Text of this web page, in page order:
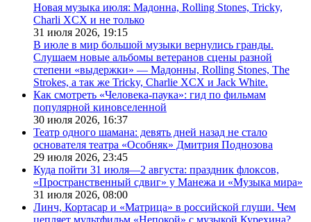
Новая музыка июля: Мадонна, Rolling Stones, Tricky,
Charli XCX и не только
31 июля 2026, 19:15
В июле в мир большой музыки вернулись гранды.
Слушаем новые альбомы ветеранов сцены разной
степени «выдержки» — Мадонны, Rolling Stones, The
Strokes, а так же Tricky, Charlie XCX и Jack White.
Как смотреть «Человека-паука»: гид по фильмам
популярной киновселенной
30 июля 2026, 16:37
Театр одного шамана: девять дней назад не стало
основателя театра «Особняк» Дмитрия Поднозова
29 июля 2026, 23:45
Куда пойти 31 июля—2 августа: праздник флоксов,
«Пространственный сдвиг» у Манежа и «Музыка мира»
31 июля 2026, 08:00
Линч, Кортасар и «Матрица» в российской глуши. Чем